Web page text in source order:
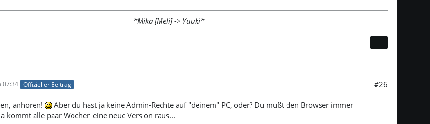
*Mika [Meli] -> Yuuki*
07:34 Offizieller Beitrag #26
anhören!
Aber du hast ja keine Admin-Rechte auf "deinem" PC, oder? Du mußt den Browser immer
kommt alle paar Wochen eine neue Version raus...